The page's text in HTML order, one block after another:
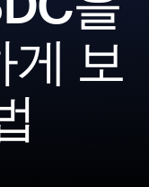
보